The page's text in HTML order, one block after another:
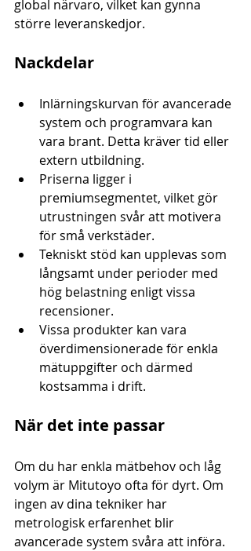
global närvaro, vilket kan gynna
större leveranskedjor.
Nackdelar
Inlärningskurvan för avancerade
system och programvara kan
vara brant. Detta kräver tid eller
extern utbildning.
Priserna ligger i
premiumsegmentet, vilket gör
utrustningen svår att motivera
för små verkstäder.
Tekniskt stöd kan upplevas som
långsamt under perioder med
hög belastning enligt vissa
recensioner.
Vissa produkter kan vara
överdimensionerade för enkla
mätuppgifter och därmed
kostsamma i drift.
När det inte passar
Om du har enkla mätbehov och låg
volym är Mitutoyo ofta för dyrt. Om
ingen av dina tekniker har
metrologisk erfarenhet blir
avancerade system svåra att införa.